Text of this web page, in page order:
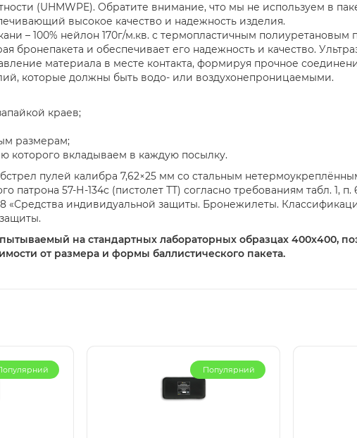
(UHMWPE). Обратите внимание, что мы не используем в
высокое качество и надежность изделия.
– 100% нейлон 170г/м.кв. с термопластичным полиуретановым
бронепакета и обеспечивает его надежность и качество.
материала в месте контакта, формируя прочное
которые должны быть водо- или воздухонепроницаемыми.
краев;
размерам;
вкладываем в каждую посылку.
пулей калибра 7,62×25 мм со стальным
патрона 57-Н-134с (пистолет ТТ) согласно требованиям табл. 1, п.
«Средства индивидуальной защиты. Бронежилеты.
на стандартных лабораторных образцах 400х400,
от размера и формы баллистического пакета.
Популярний